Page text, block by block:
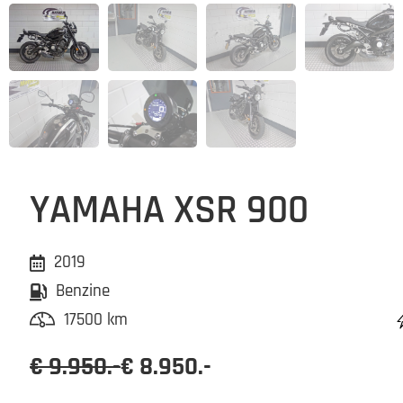
YAMAHA XSR 900
2019
Benzine
17500 km
€ 9.950.-€ 8.950.-